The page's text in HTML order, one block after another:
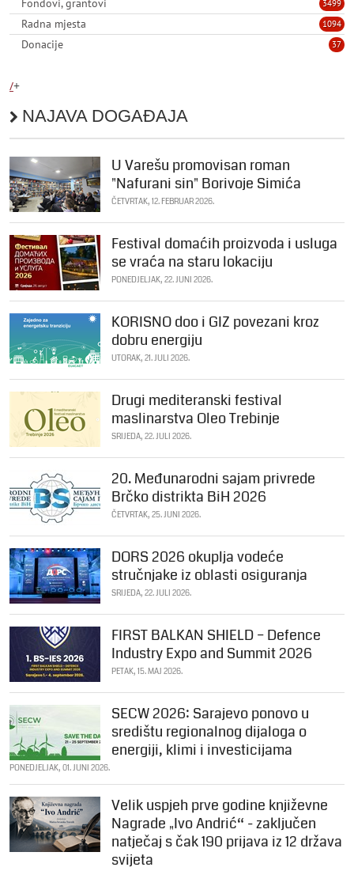
3499
Fondovi, grantovi
1094
Radna mjesta
37
Donacije
/+
NAJAVA DOGAĐAJA
U Varešu promovisan roman
"Nafurani sin" Borivoje Simića
ČETVRTAK, 12. FEBRUAR 2026.
Festival domaćih proizvoda i usluga
se vraća na staru lokaciju
PONEDJELJAK, 22. JUNI 2026.
KORISNO doo i GIZ povezani kroz
dobru energiju
UTORAK, 21. JULI 2026.
Drugi mediteranski festival
maslinarstva Oleo Trebinje
SRIJEDA, 22. JULI 2026.
20. Međunarodni sajam privrede
Brčko distrikta BiH 2026
ČETVRTAK, 25. JUNI 2026.
DORS 2026 okuplja vodeće
stručnjake iz oblasti osiguranja
SRIJEDA, 22. JULI 2026.
FIRST BALKAN SHIELD – Defence
Industry Expo and Summit 2026
PETAK, 15. MAJ 2026.
SECW 2026: Sarajevo ponovo u
središtu regionalnog dijaloga o
energiji, klimi i investicijama
PONEDJELJAK, 01. JUNI 2026.
Velik uspjeh prve godine književne
Nagrade „Ivo Andrić“ - zaključen
natječaj s čak 190 prijava iz 12 država
svijeta